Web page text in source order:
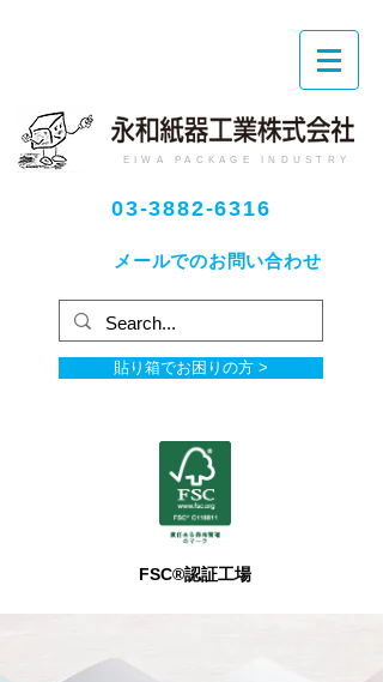
EIWA PACKAGE INDUSTRY
03-3882-6316
メールでのお問い合わせ
貼り箱でお困りの方 >
FSC®認証工場